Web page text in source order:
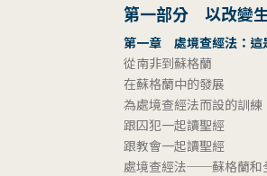
第一部分 以改變
第一章 處境查經法：這
從南非到蘇格蘭
在蘇格蘭中的發展
為處境查經法而設的訓練
跟囚犯一起讀聖經
跟教會一起讀聖經
處境查經法──蘇格蘭和